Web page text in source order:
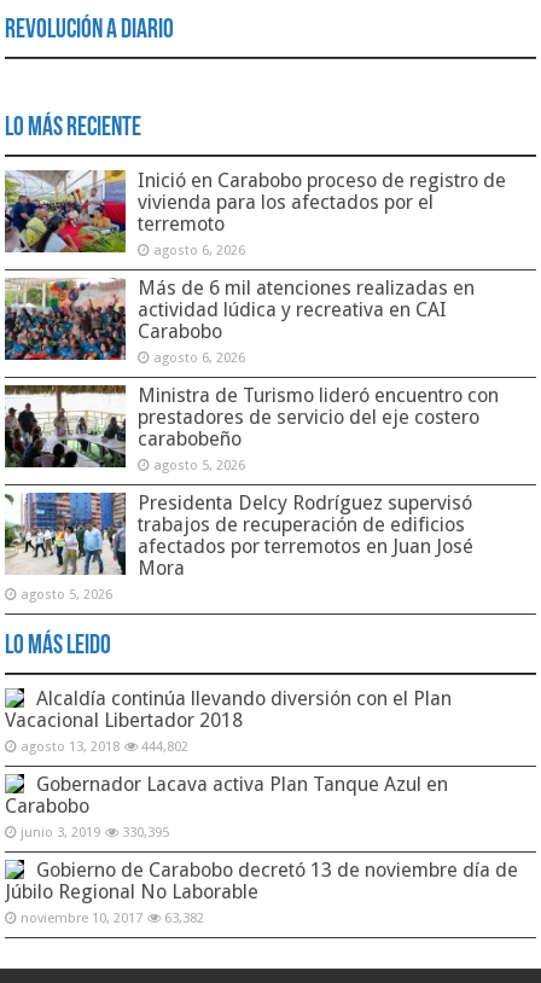
Revolución a Diario
Lo Más Reciente
Inició en Carabobo proceso de registro de
vivienda para los afectados por el
terremoto
agosto 6, 2026
Más de 6 mil atenciones realizadas en
actividad lúdica y recreativa en CAI
Carabobo
agosto 6, 2026
Ministra de Turismo lideró encuentro con
prestadores de servicio del eje costero
carabobeño
agosto 5, 2026
Presidenta Delcy Rodríguez supervisó
trabajos de recuperación de edificios
afectados por terremotos en Juan José
Mora
agosto 5, 2026
Lo Más Leido
Alcaldía continúa llevando diversión con el Plan
Vacacional Libertador 2018
agosto 13, 2018 444,802
Gobernador Lacava activa Plan Tanque Azul en
Carabobo
junio 3, 2019 330,395
Gobierno de Carabobo decretó 13 de noviembre día de
Júbilo Regional No Laborable
noviembre 10, 2017 63,382